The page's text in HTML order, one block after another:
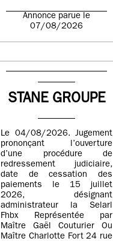
Annonce parue le
07/08/2026
STANE GROUPE
Le 04/08/2026. Jugement
prononçant l’ouverture
d’une procédure de
redressement judiciaire,
date de cessation des
paiements le 15 juillet
2026, désignant
administrateur la Selarl
Fhbx Représentée par
Maître Gaël Couturier Ou
Maître Charlotte Fort 24 rue